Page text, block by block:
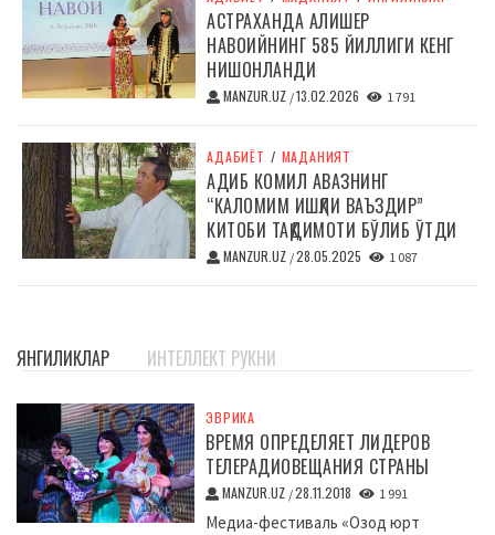
АСТРАХАНДА АЛИШЕР
НАВОИЙНИНГ 585 ЙИЛЛИГИ КЕНГ
НИШОНЛАНДИ
MANZUR.UZ /13.02.2026 1 791
АДАБИЁТ / МАДАНИЯТ
АДИБ КОМИЛ АВАЗНИНГ
“КАЛОМИМ ИШҚЛИ ВАЪЗДИР”
КИТОБИ ТАҚДИМОТИ БЎЛИБ ЎТДИ
MANZUR.UZ /28.05.2025 1 087
ЯНГИЛИКЛАР ИНТЕЛЛЕКТ РУКНИ
ЭВРИКА
ВРЕМЯ ОПРЕДЕЛЯЕТ ЛИДЕРОВ
ТЕЛЕРАДИОВЕЩАНИЯ СТРАНЫ
MANZUR.UZ /28.11.2018 1 991
Медиа-фестиваль «Озод юрт